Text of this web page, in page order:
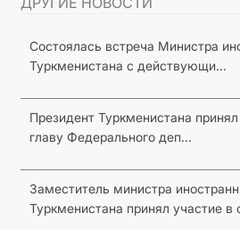
Состоялась встреча Министра
Туркменистана с действующи...
Президент Туркменистана
главу Федерального деп...
Заместитель министра
Туркменистана принял участие в